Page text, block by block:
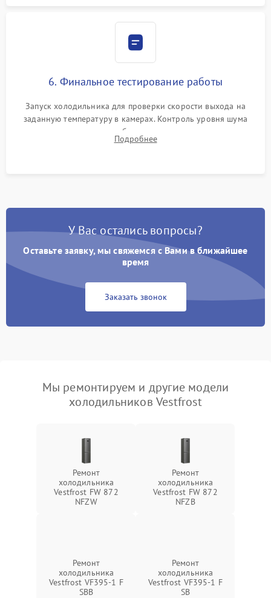
6. Финальное тестирование работы
Запуск холодильника для проверки скорости выхода на
заданную температуру в камерах. Контроль уровня шума
компрессора, отсутствия обмерзания стенок и корректного
срабатывания системы автоматической оттайки.
Подробнее
У Вас остались вопросы?
Оставьте заявку, мы свяжемся с Вами в ближайшее
время
Заказать звонок
Мы ремонтируем и другие модели
холодильников Vestfrost
Ремонт
холодильника
Vestfrost FW 872
NFZW
Ремонт
холодильника
Vestfrost FW 872
NFZВ
Ремонт
холодильника
Vestfrost VF395-1 F
SBB
Ремонт
холодильника
Vestfrost VF395-1 F
SB